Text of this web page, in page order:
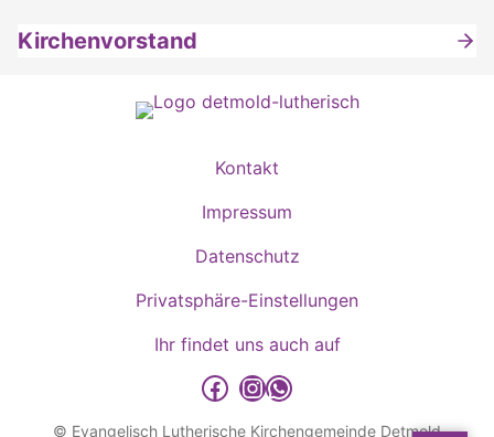
Kirchenvorstand
Kontakt
Impressum
Datenschutz
Privatsphäre-Einstellungen
Ihr findet uns auch auf
detmold-lutherisch auf Facebook
detmold-lutherisch auf Instagram
detmold-lutherisch auf WhatsApp
© Evangelisch Lutherische Kirchengemeinde Detmold